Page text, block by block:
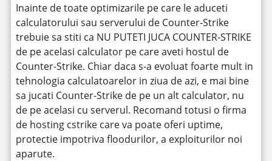
Inainte de toate optimizarile pe care le aduceti
calculatorului sau serverului de Counter-Strike
trebuie sa stiti ca NU PUTETI JUCA COUNTER-STRIKE
de pe acelasi calculator pe care aveti hostul de
Counter-Strike. Chiar daca s-a evoluat foarte mult in
tehnologia calculatoarelor in ziua de azi, e mai bine
sa jucati Counter-Strike de pe un alt calculator, nu
de pe acelasi cu serverul. Recomand totusi o firma
de hosting cstrike care va poate oferi uptime,
protectie impotriva floodurilor, a exploiturilor noi
aparute.